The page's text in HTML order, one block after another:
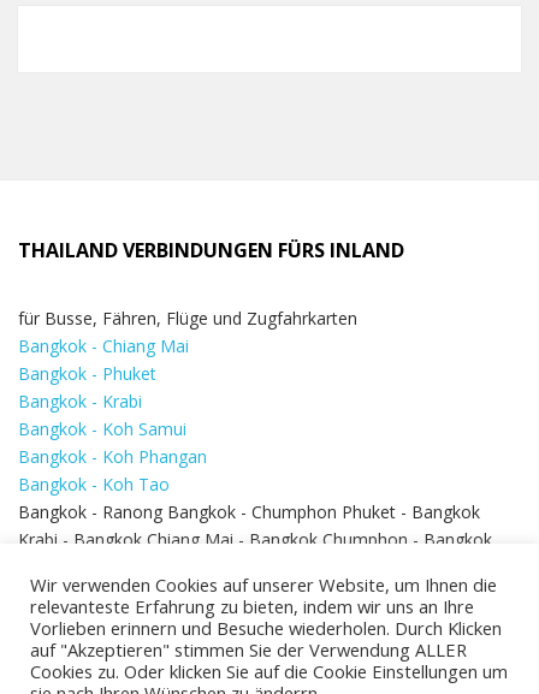
THAILAND VERBINDUNGEN FÜRS INLAND
für Busse, Fähren, Flüge und Zugfahrkarten
Bangkok - Chiang Mai
Bangkok - Phuket
Bangkok - Krabi
Bangkok - Koh Samui
Bangkok - Koh Phangan
Bangkok - Koh Tao
Bangkok - Ranong Bangkok - Chumphon Phuket - Bangkok
Krabi - Bangkok Chiang Mai - Bangkok Chumphon - Bangkok
Bangkok - Hua Hin
Wir verwenden Cookies auf unserer Website, um Ihnen die
relevanteste Erfahrung zu bieten, indem wir uns an Ihre
Vorlieben erinnern und Besuche wiederholen. Durch Klicken
auf "Akzeptieren" stimmen Sie der Verwendung ALLER
Cookies zu. Oder klicken Sie auf die Cookie Einstellungen um